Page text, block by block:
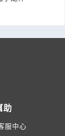
立即報價
助
服中心